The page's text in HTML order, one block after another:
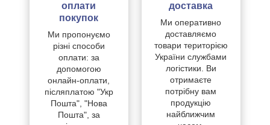
оплати
покупок
Ми пропонуємо
різні способи
оплати: за
допомогою
онлайн-оплати,
післяплатою "Укр
Пошта", "Нова
Пошта", за
доставка
Ми оперативно
доставляємо
товари територією
України службами
логістики. Ви
отримаєте
потрібну вам
продукцію
найближчим